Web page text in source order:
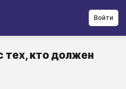
Войти
тех, кто должен